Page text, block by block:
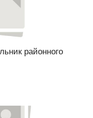
районного